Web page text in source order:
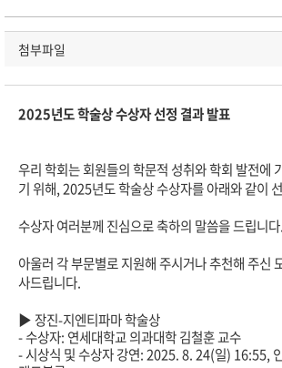
첨부파일
2025년도학술상수상자선정 결과발표
우리학회는회원들의학문적 성취와학회 발전에
기위해, 2025년도학술상수상자를아래와같이
수상자여러분께 진심으로축하의 말씀을드립니다.
아울러 각부문별로지원해주시거나추천해주신
사드립니다.
▶ 장진-지엔티파마학술상
- 수상자: 연세대학교 의과대학 김철훈 교수
- 시상식 및 수상자 강연: 2025. 8. 24(일) 16:55,